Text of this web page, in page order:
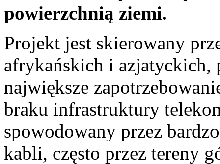
powierzchnią ziemi.
Projekt jest skierowany
afrykańskich i azjatyckich,
największe
braku infrastruktury
spowodowany przez
kabli, często przez tereny